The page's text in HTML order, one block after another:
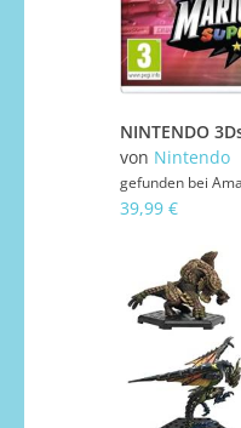
von Nintendo
gefunden bei
39,99 €